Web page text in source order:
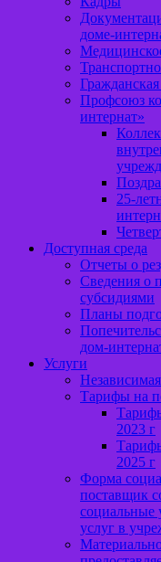
доме-
Профсоюз
интернат»
25-
Доступная среда
Отчеты о
Сведения о
субсидиями
Планы
дом-
Услуги
Тарифы на
2023 г
2025 г
Форма
поставщик
социальные
услуг в